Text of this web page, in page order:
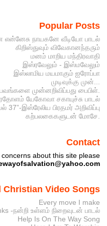
Popular Posts
என்னேசு நாயகனே வீடியோ பாடல்
கிறிஸ்துவும் விவேகானந்தரும்
மனம் மாறிய மந்திரவாதி
இஸ்ரவேலும் - இஸ்மவேலும்
இஸ்லாமிய மயமாகும் ஐரோப்பா
முடிவுக்கு முன்...
முன்னறிவிப்பது பைபிள்.
யேகோவா சகாயுச்சு பாடல்
37”-இஸ்ரேலிய பிரதமர் அறிவிப்பு
கற்பலகைகளுடன் மோசே.
Contact
about this site please
Christian Video Songs
Every move I make
-நன்றி உள்ளம் நிறைவுடன் பாடல்
Help Is On The Way Song